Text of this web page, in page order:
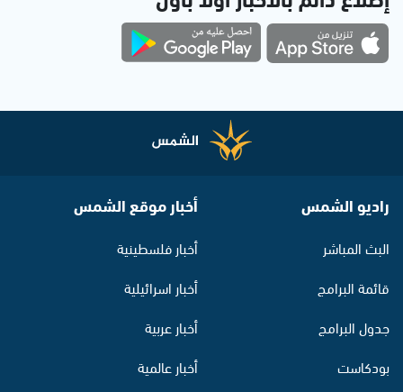
راديو الشمس
البث المباشر
قائمة البرامج
جدول البرامج
بودكاست
أخبار موقع الشمس
أخبار فلسطينية
أخبار اسرائيلية
أخبار عربية
أخبار عالمية